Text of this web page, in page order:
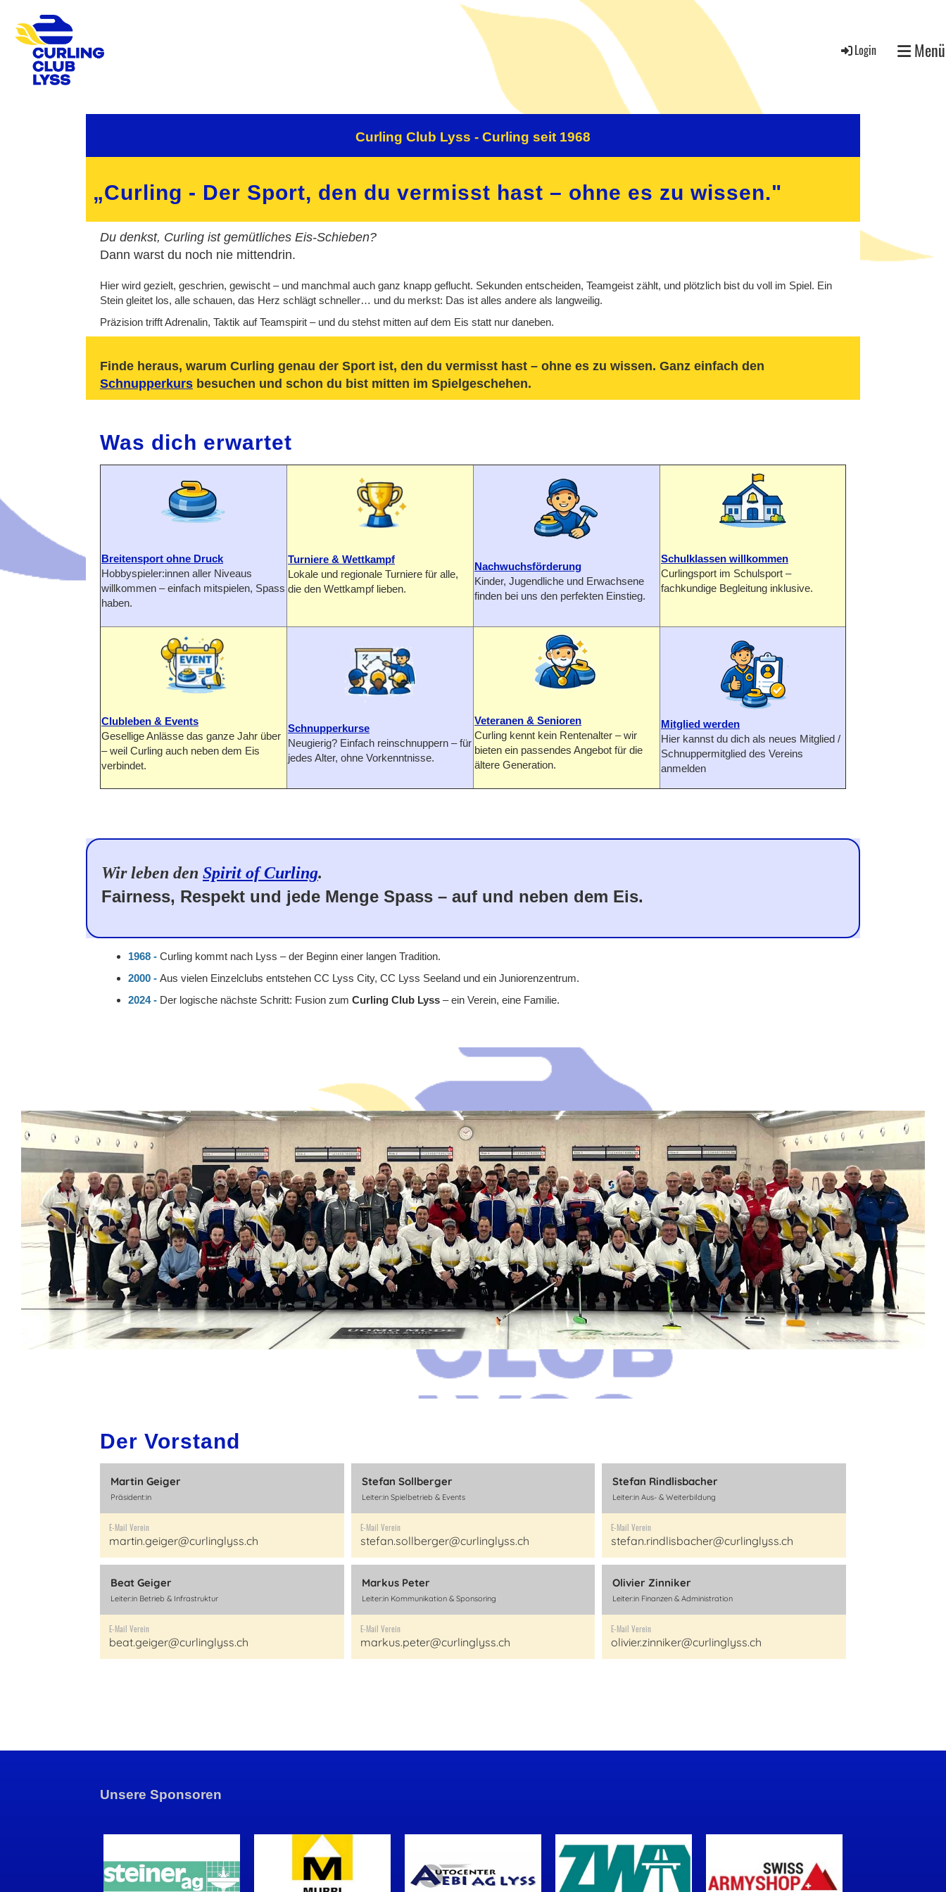
Login Menü
Curling Club Lyss - Curling seit 1968
„Curling - Der Sport, den du vermisst hast – ohne es zu wissen."
Du denkst, Curling ist gemütliches Eis-Schieben?
Dann warst du noch nie mittendrin.
Hier wird gezielt, geschrien, gewischt – und manchmal auch ganz knapp geflucht. Sekunden entscheiden, Teamgeist zählt, und plötzlich bist du voll im Spiel. Ein
Stein gleitet los, alle schauen, das Herz schlägt schneller… und du merkst: Das ist alles andere als langweilig.
Präzision trifft Adrenalin, Taktik auf Teamspirit – und du stehst mitten auf dem Eis statt nur daneben.
Finde heraus, warum Curling genau der Sport ist, den du vermisst hast – ohne es zu wissen. Ganz einfach den
Schnupperkurs besuchen und schon du bist mitten im Spielgeschehen.
Was dich erwartet
Breitensport ohne Druck
Hobbyspieler:innen aller Niveaus
willkommen – einfach mitspielen, Spass
haben.
Turniere & Wettkampf
Lokale und regionale Turniere für alle,
die den Wettkampf lieben.
Nachwuchsförderung
Kinder, Jugendliche und Erwachsene
finden bei uns den perfekten Einstieg.
Schulklassen willkommen
Curlingsport im Schulsport –
fachkundige Begleitung inklusive.
Clubleben & Events
Gesellige Anlässe das ganze Jahr über
– weil Curling auch neben dem Eis
verbindet.
Schnupperkurse
Neugierig? Einfach reinschnuppern – für
jedes Alter, ohne Vorkenntnisse.
Veteranen & Senioren
Curling kennt kein Rentenalter – wir
bieten ein passendes Angebot für die
ältere Generation.
Mitglied werden
Hier kannst du dich als neues Mitglied /
Schnuppermitglied des Vereins
anmelden
Wir leben den Spirit of Curling.
Fairness, Respekt und jede Menge Spass – auf und neben dem Eis.
1968 - Curling kommt nach Lyss – der Beginn einer langen Tradition.
2000 - Aus vielen Einzelclubs entstehen CC Lyss City, CC Lyss Seeland und ein Juniorenzentrum.
2024 - Der logische nächste Schritt: Fusion zum Curling Club Lyss – ein Verein, eine Familie.
Der Vorstand
Martin Geiger
Präsident:in
E-Mail Verein
martin.geiger@curlinglyss.ch
Stefan Sollberger
Leiter:in Spielbetrieb & Events
E-Mail Verein
stefan.sollberger@curlinglyss.ch
Stefan Rindlisbacher
Leiter:in Aus- & Weiterbildung
E-Mail Verein
stefan.rindlisbacher@curlinglyss.ch
Beat Geiger
Leiter:in Betrieb & Infrastruktur
E-Mail Verein
beat.geiger@curlinglyss.ch
Markus Peter
Leiter:in Kommunikation & Sponsoring
E-Mail Verein
markus.peter@curlinglyss.ch
Olivier Zinniker
Leiter:in Finanzen & Administration
E-Mail Verein
olivier.zinniker@curlinglyss.ch
Unsere Sponsoren